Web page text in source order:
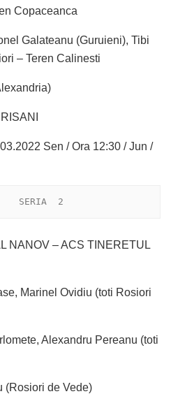
Copaceanca
Galateanu (Guruieni), Tibi
– Teren Calinesti
Sen / Ora 12:30 / Jun /
                          SERIA  2
NANOV – ACS TINERETUL
Marinel Ovidiu (toti Rosiori
Alexandru Pereanu (toti
(Rosiori de Vede)